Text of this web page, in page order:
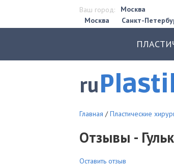
Ваш город:
Москва
Москва
Санкт-
ru
Главная / Пластические
Отзывы -
Оставить отзыв